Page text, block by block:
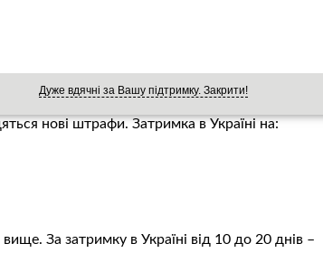
Дуже вдячні за Вашу підтримку. Закрити!
електронну базу автомобілів, які
машин, які в’їжджають в країну більш, ніж на
нові штрафи. Затримка в Україні на:
За затримку в Україні від 10 до 20 днів –